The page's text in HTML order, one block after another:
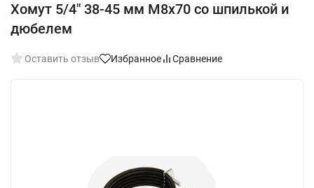
Хомут 5/4" 38-45 мм М8х70 со шпилькой и
дюбелем
Оставить отзыв Избранное Сравнение